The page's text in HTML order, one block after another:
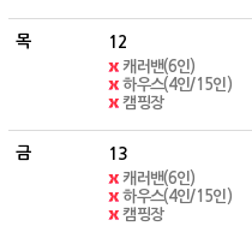
12
캐러밴(6인)
하우스(4인/15인)
캠핑장
13
캐러밴(6인)
하우스(4인/15인)
캠핑장